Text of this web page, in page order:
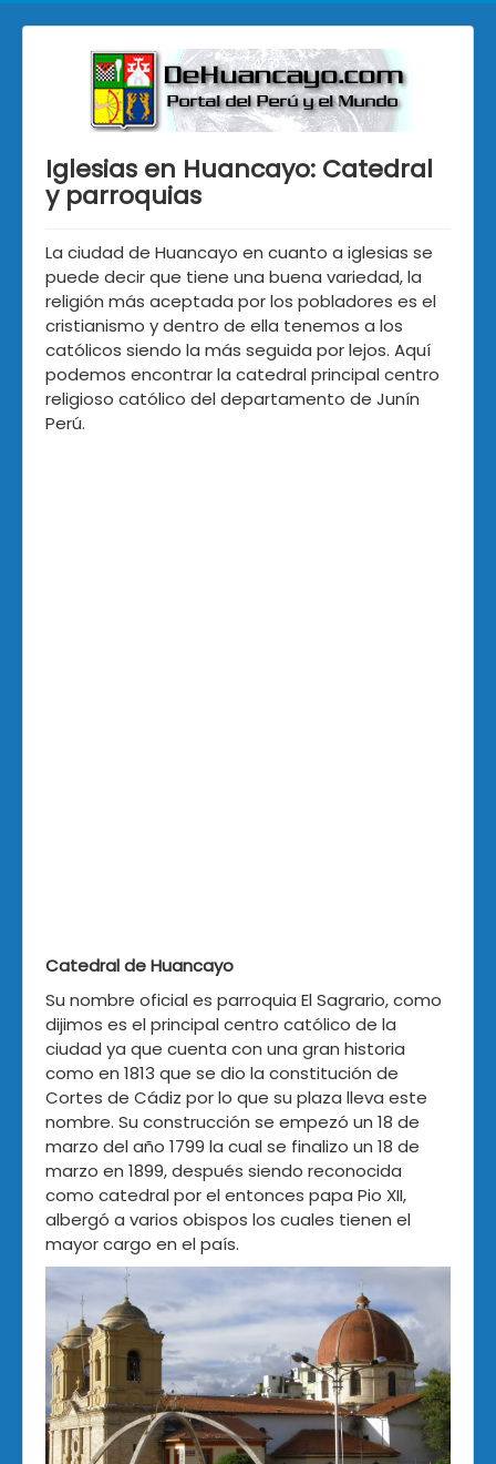
Iglesias en Huancayo: Catedral
y parroquias
La ciudad de Huancayo en cuanto a iglesias se
puede decir que tiene una buena variedad, la
religión más aceptada por los pobladores es el
cristianismo y dentro de ella tenemos a los
católicos siendo la más seguida por lejos. Aquí
podemos encontrar la catedral principal centro
religioso católico del departamento de Junín
Perú.
Catedral de Huancayo
Su nombre oficial es parroquia El Sagrario, como
dijimos es el principal centro católico de la
ciudad ya que cuenta con una gran historia
como en 1813 que se dio la constitución de
Cortes de Cádiz por lo que su plaza lleva este
nombre. Su construcción se empezó un 18 de
marzo del año 1799 la cual se finalizo un 18 de
marzo en 1899, después siendo reconocida
como catedral por el entonces papa Pio XII,
albergó a varios obispos los cuales tienen el
mayor cargo en el país.